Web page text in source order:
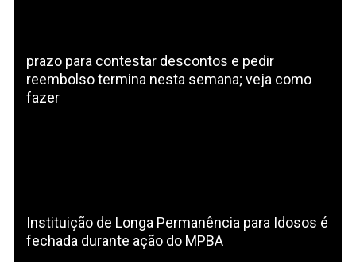
prazo para contestar descontos e pedir
reembolso termina nesta semana; veja como
fazer
Instituição de Longa Permanência para Idosos é
fechada durante ação do MPBA